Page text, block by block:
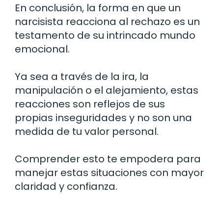
En conclusión, la forma en que un
narcisista reacciona al rechazo es un
testamento de su intrincado mundo
emocional.
Ya sea a través de la ira, la
manipulación o el alejamiento, estas
reacciones son reflejos de sus
propias inseguridades y no son una
medida de tu valor personal.
Comprender esto te empodera para
manejar estas situaciones con mayor
claridad y confianza.